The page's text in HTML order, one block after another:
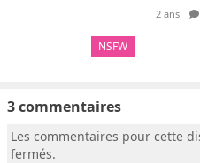
NSFW
2 ans
3 commentaires
Les commentaires pour cette
fermés.